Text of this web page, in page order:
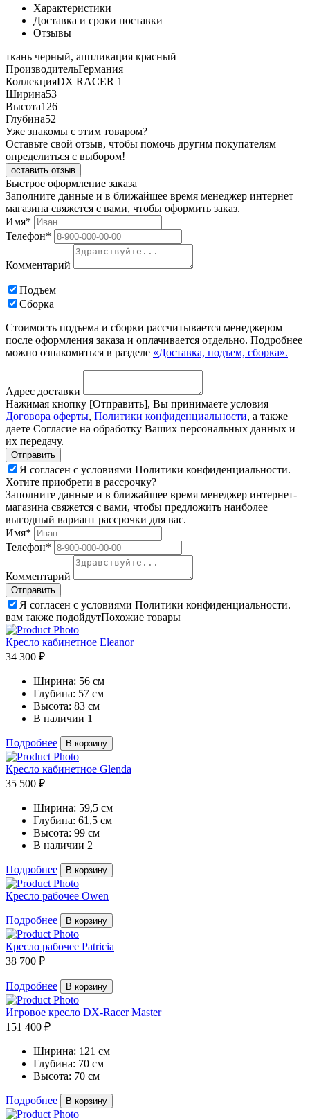
Характеристики
Доставка и сроки поставки
Отзывы
ткань черный, аппликация красный
ПроизводительГермания
КоллекцияDX RACER 1
Ширина53
Высота126
Глубина52
Уже знакомы с этим товаром?
Оставьте свой отзыв, чтобы помочь другим покупателям
определиться с выбором!
оставить отзыв
Быстрое оформление заказа
Заполните данные и в ближайшее время менеджер интернет
магазина свяжется с вами, чтобы оформить заказ.
Имя*
Телефон*
Комментарий
Подъем
Сборка
Стоимость подъема и сборки рассчитывается менеджером
после оформления заказа и оплачивается отдельно. Подробнее
можно ознакомиться в разделе «Доставка, подъем, сборка».
Адрес доставки
Нажимая кнопку [Отправить], Вы принимаете условия
Договора оферты, Политики конфиденциальности, а также
даете Согласие на обработку Ваших персональных данных и
их передачу.
Я согласен с условиями Политики конфиденциальности.
Хотите приобрети в рассрочку?
Заполните данные и в ближайшее время менеджер интернет-
магазина свяжется с вами, чтобы предложить наиболее
выгодный вариант рассрочки для вас.
Имя*
Телефон*
Комментарий
Я согласен с условиями Политики конфиденциальности.
вам также подойдутПохожие товары
Кресло кабинетное Eleanor
34 300 ₽
Ширина: 56 см
Глубина: 57 см
Высота: 83 см
В наличии 1
Подробнее В корзину
Кресло кабинетное Glenda
35 500 ₽
Ширина: 59,5 см
Глубина: 61,5 см
Высота: 99 см
В наличии 2
Подробнее В корзину
Кресло рабочее Owen
Подробнее В корзину
Кресло рабочее Patricia
38 700 ₽
Подробнее В корзину
Игровое кресло DX-Racer Master
151 400 ₽
Ширина: 121 см
Глубина: 70 см
Высота: 70 см
Подробнее В корзину